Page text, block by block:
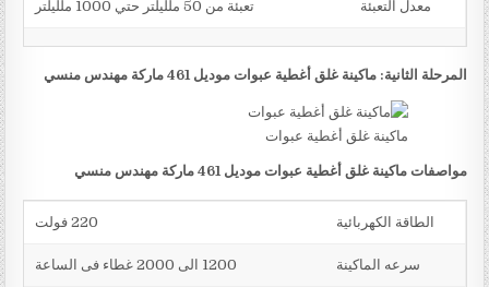
معدل التعبئة تعبئة من 50 ملليلتر حتي 1000 ملليلتر
المرحلة الثانية: ماكينة غلق أغطية عبوات موديل 461 ماركة مهندس منسي
ماكينة غلق أغطية عبوات
مواصفات ماكينة غلق أغطية عبوات موديل 461 ماركة مهندس منسي
الطاقة الكهربائية 220 فولت
سرعه الماكينة 1200 الى 2000 غطاء فى الساعة